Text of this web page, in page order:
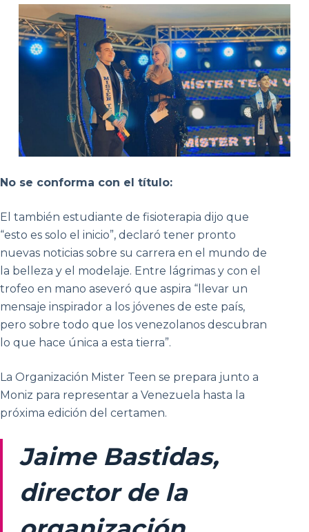
No se conforma con el título:
El también estudiante de fisioterapia dijo que
“esto es solo el inicio”, declaró tener pronto
nuevas noticias sobre su carrera en el mundo de
la belleza y el modelaje. Entre lágrimas y con el
trofeo en mano aseveró que aspira “llevar un
mensaje inspirador a los jóvenes de este país,
pero sobre todo que los venezolanos descubran
lo que hace única a esta tierra”.
La Organización Mister Teen se prepara junto a
Moniz para representar a Venezuela hasta la
próxima edición del certamen.
Jaime Bastidas,
director de la